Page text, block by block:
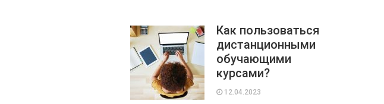
Как пользоваться
дистанционными
обучающими
курсами?
12.04.2023